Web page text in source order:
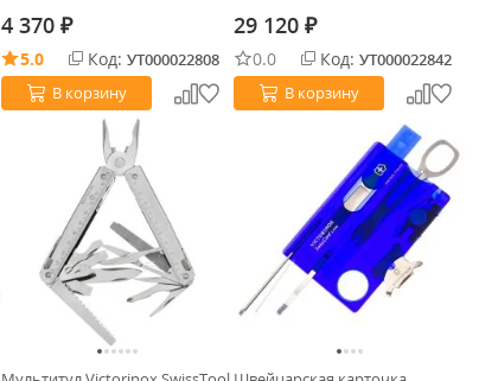
4 370 ₽
5.0 Код: УТ000022808
В корзину
29 120 ₽
0.0 Код: УТ000022842
В корзину